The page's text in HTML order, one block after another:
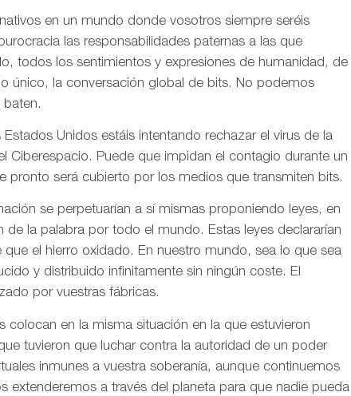
en un mundo donde vosotros siempre seréis
las responsabilidades paternas a las que
todos los sentimientos y expresiones de humanidad, de
único, la conversación global de bits. No podemos
baten.
Unidos estáis intentando rechazar el virus de la
Ciberespacio. Puede que impidan el contagio durante un
será cubierto por los medios que transmiten bits.
se perpetuarían a sí mismas proponiendo leyes, en
la palabra por todo el mundo. Estas leyes declararían
el hierro oxidado. En nuestro mundo, sea lo que sea
y distribuido infinitamente sin ningún coste. El
por vuestras fábricas.
en la misma situación en la que estuvieron
tuvieron que luchar contra la autoridad de un poder
inmunes a vuestra soberanía, aunque continuemos
extenderemos a través del planeta para que nadie pueda